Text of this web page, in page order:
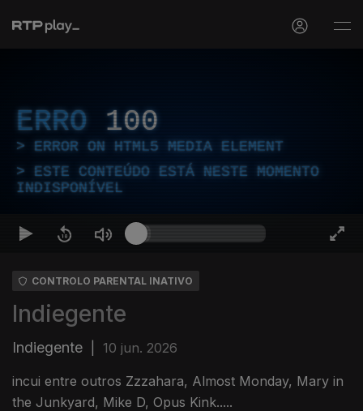
ERRO 100
ERROR ON HTML5 MEDIA ELEMENT
ESTE CONTEÚDO ESTÁ NESTE MOMENTO
INDISPONÍVEL
CONTROLO PARENTAL INATIVO
Indiegente
Indiegente 10 jun. 2026
incui entre outros Zzzahara, Almost Monday, Mary in
the Junkyard, Mike D, Opus Kink.....